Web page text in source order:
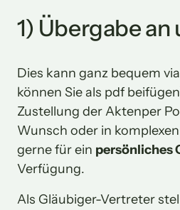
1) Übergabe an
Dies kann ganz bequem via
können Sie als pdf
Zustellung der Aktenper
Wunsch oder in
gerne für ein persönliches
Verfügung.
Als Gläubiger-Vertreter